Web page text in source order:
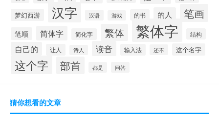
梦幻西游 汉字 汉语 游戏 的书 的人 笔画
笔顺 简体字 简化字 繁体 繁体字 结构
自己的 让人 诗人 读音 输入法 还不 这个名字
这个字 部首 都是 问答
猜你想看的文章